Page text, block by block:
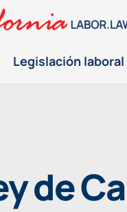
Legislación
de